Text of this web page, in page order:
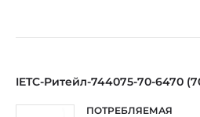
IETC-Ритейл-744075-70-6470